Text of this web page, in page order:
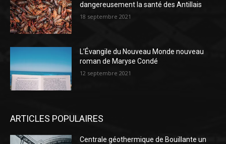
dangereusement la santé des Antillais
18 septembre 2021
L’Évangile du Nouveau Monde nouveau
roman de Maryse Condé
12 septembre 2021
ARTICLES POPULAIRES
Centrale géothermique de Bouillante un